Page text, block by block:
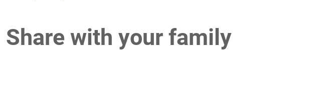
Share with your family